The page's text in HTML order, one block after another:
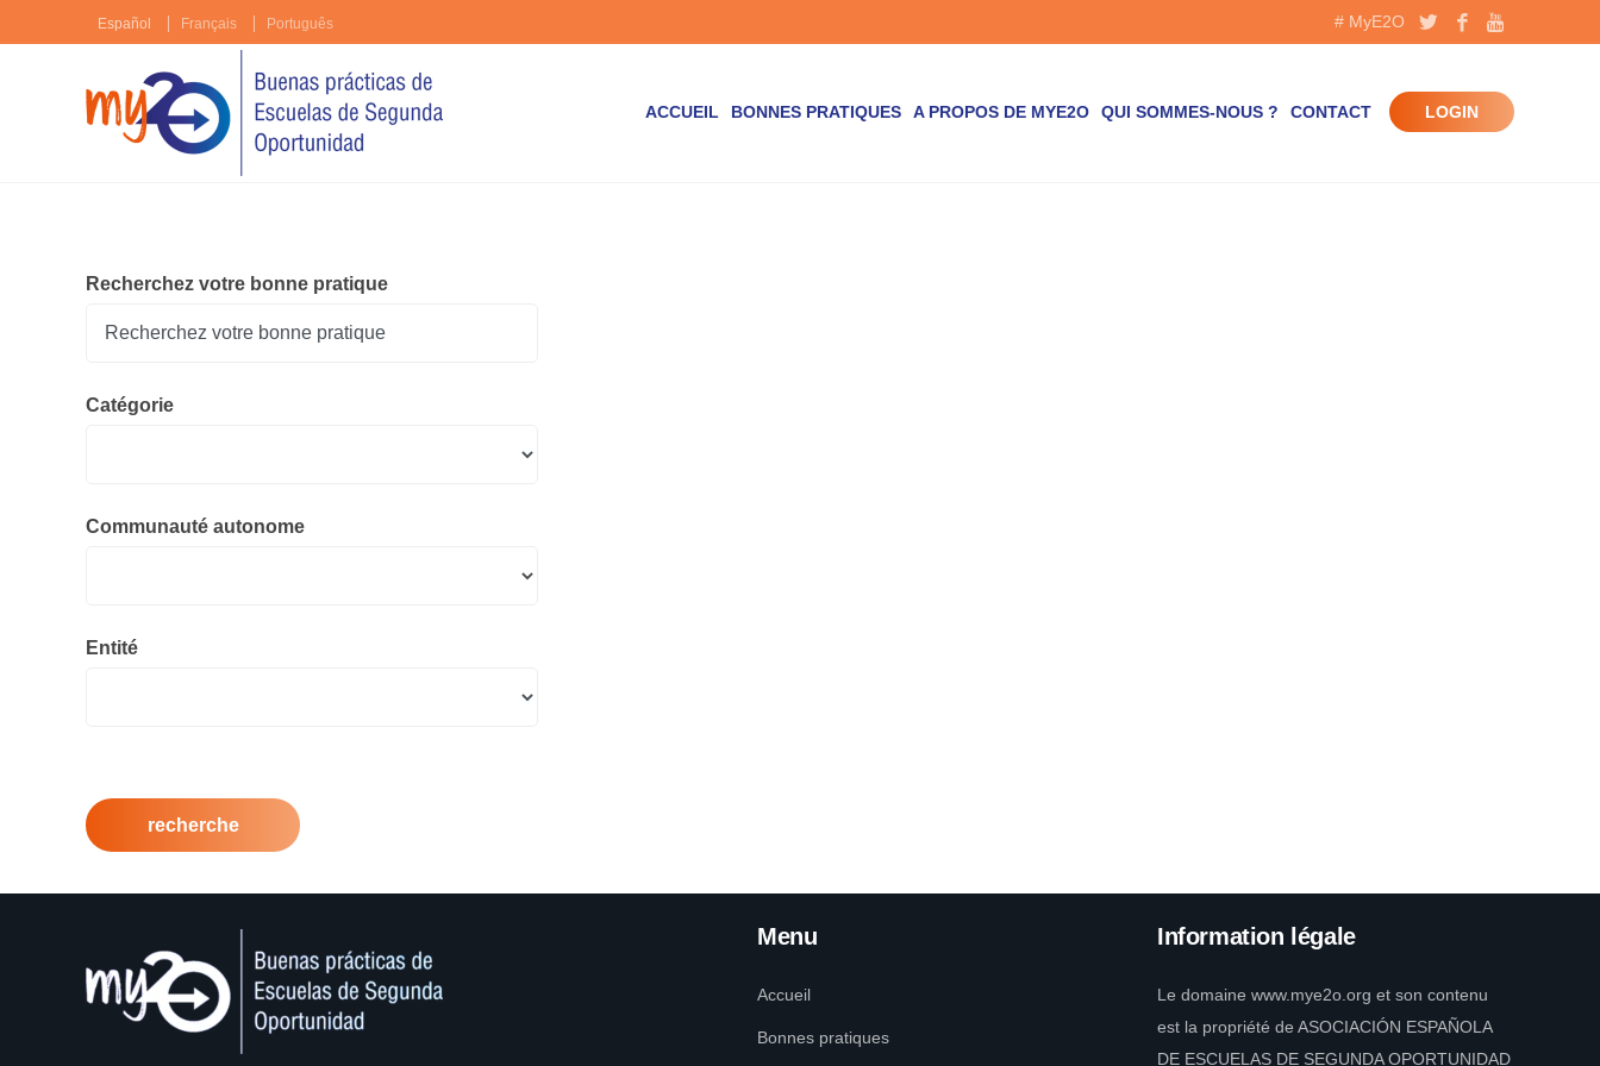
Español Français Português # MyE2O
ACCUEIL BONNES PRATIQUES A PROPOS DE MYE2O QUI SOMMES-NOUS ? CONTACT LOGIN
Recherchez votre bonne pratique
Catégorie
Communauté autonome
Entité
Menu
Accueil
Bonnes pratiques
Information légale
Le domaine www.mye2o.org et son contenu
est la propriété de ASOCIACIÓN ESPAÑOLA
DE ESCUELAS DE SEGUNDA OPORTUNIDAD